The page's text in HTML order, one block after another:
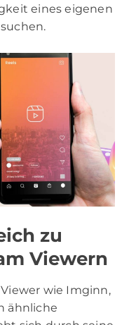
eines eigenen
zu
Viewern
wie Imginn,
ähnliche